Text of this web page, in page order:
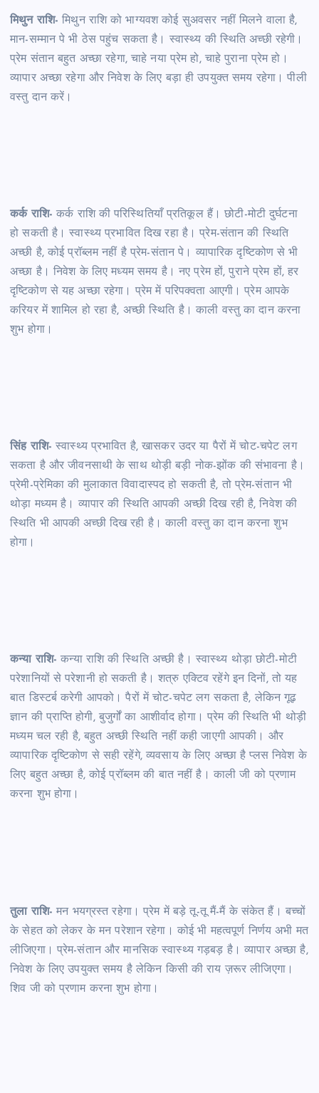
मिथुन राशि- मिथुन राशि को भाग्यवश कोई सुअवसर नहीं मिलने वाला है,
मान-सम्मान पे भी ठेस पहुंच सकता है। स्वास्थ्य की स्थिति अच्छी रहेगी।
प्रेम संतान बहुत अच्छा रहेगा, चाहे नया प्रेम हो, चाहे पुराना प्रेम हो।
व्यापार अच्छा रहेगा और निवेश के लिए बड़ा ही उपयुक्त समय रहेगा। पीली
वस्तु दान करें।
कर्क राशि- कर्क राशि की परिस्थितियाँ प्रतिकूल हैं। छोटी-मोटी दुर्घटना
हो सकती है। स्वास्थ्य प्रभावित दिख रहा है। प्रेम-संतान की स्थिति
अच्छी है, कोई प्रॉब्लम नहीं है प्रेम-संतान पे। व्यापारिक दृष्टिकोण से भी
अच्छा है। निवेश के लिए मध्यम समय है। नए प्रेम हों, पुराने प्रेम हों, हर
दृष्टिकोण से यह अच्छा रहेगा। प्रेम में परिपक्वता आएगी। प्रेम आपके
करियर में शामिल हो रहा है, अच्छी स्थिति है। काली वस्तु का दान करना
शुभ होगा।
सिंह राशि- स्वास्थ्य प्रभावित है, खासकर उदर या पैरों में चोट-चपेट लग
सकता है और जीवनसाथी के साथ थोड़ी बड़ी नोक-झोंक की संभावना है।
प्रेमी-प्रेमिका की मुलाकात विवादास्पद हो सकती है, तो प्रेम-संतान भी
थोड़ा मध्यम है। व्यापार की स्थिति आपकी अच्छी दिख रही है, निवेश की
स्थिति भी आपकी अच्छी दिख रही है। काली वस्तु का दान करना शुभ
होगा।
कन्या राशि- कन्या राशि की स्थिति अच्छी है। स्वास्थ्य थोड़ा छोटी-मोटी
परेशानियों से परेशानी हो सकती है। शत्रु एक्टिव रहेंगे इन दिनों, तो यह
बात डिस्टर्ब करेगी आपको। पैरों में चोट-चपेट लग सकता है, लेकिन गूढ़
ज्ञान की प्राप्ति होगी, बुजुर्गों का आशीर्वाद होगा। प्रेम की स्थिति भी थोड़ी
मध्यम चल रही है, बहुत अच्छी स्थिति नहीं कही जाएगी आपकी। और
व्यापारिक दृष्टिकोण से सही रहेंगे, व्यवसाय के लिए अच्छा है प्लस निवेश के
लिए बहुत अच्छा है, कोई प्रॉब्लम की बात नहीं है। काली जी को प्रणाम
करना शुभ होगा।
तुला राशि- मन भयग्रस्त रहेगा। प्रेम में बड़े तू-तू मैं-मैं के संकेत हैं। बच्चों
के सेहत को लेकर के मन परेशान रहेगा। कोई भी महत्वपूर्ण निर्णय अभी मत
लीजिएगा। प्रेम-संतान और मानसिक स्वास्थ्य गड़बड़ है। व्यापार अच्छा है,
निवेश के लिए उपयुक्त समय है लेकिन किसी की राय ज़रूर लीजिएगा।
शिव जी को प्रणाम करना शुभ होगा।